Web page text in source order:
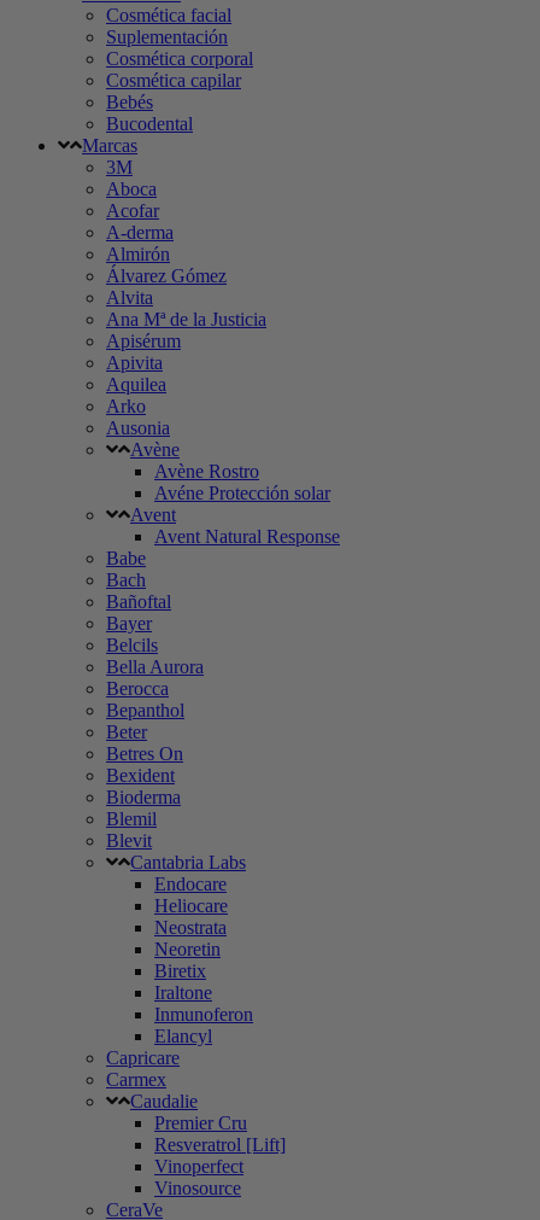
Cosmética facial
Suplementación
Cosmética corporal
Cosmética capilar
Bebés
Bucodental
Marcas
3M
Aboca
Acofar
A-derma
Almirón
Álvarez Gómez
Alvita
Ana Mª de la Justicia
Apisérum
Apivita
Aquilea
Arko
Ausonia
Avène
Avène Rostro
Avéne Protección solar
Avent
Avent Natural Response
Babe
Bach
Bañoftal
Bayer
Belcils
Bella Aurora
Berocca
Bepanthol
Beter
Betres On
Bexident
Bioderma
Blemil
Blevit
Cantabria Labs
Endocare
Heliocare
Neostrata
Neoretin
Biretix
Iraltone
Inmunoferon
Elancyl
Capricare
Carmex
Caudalie
Premier Cru
Resveratrol [Lift]
Vinoperfect
Vinosource
CeraVe